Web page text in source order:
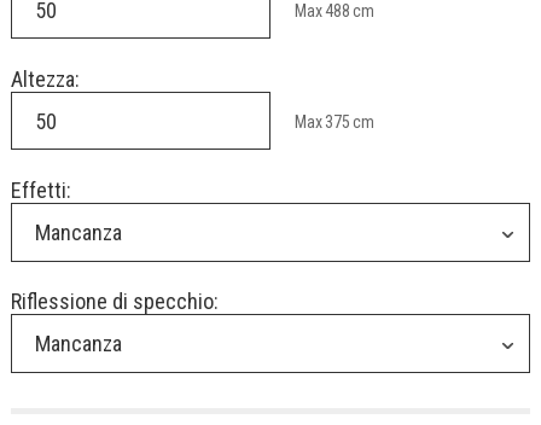
Max488cm
Altezza:
Max375cm
Effetti:
Mancanza
Riflessione di specchio:
Mancanza